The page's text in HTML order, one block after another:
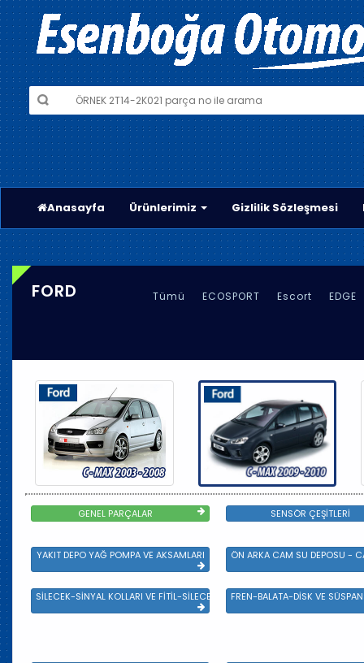
Anasayfa Ürünlerimiz Gizlilik Sözleşmesi
FORD Tümü ECOSPORT Escort EDGE
GENEL PARÇALAR SENSÖR ÇEŞİTLERİ
YAKIT DEPO YAĞ POMPA VE AKSAMLARI ÖN ARKA CAM SU DEPOSU -
SİLECEK-SİNYAL KOLLARI VE FİTİL-SİLECEK ÇEŞİTLERİFREN-BALATA-DİSK VE